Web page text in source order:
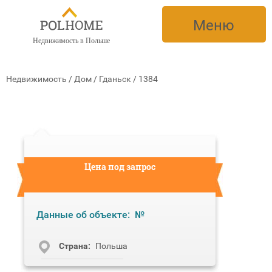
Недвижимость в Польше
Меню
Недвижимость / Дом / Гданьск / 1384
Цена под запрос
Данные об объекте: №
Cтрана: Польша